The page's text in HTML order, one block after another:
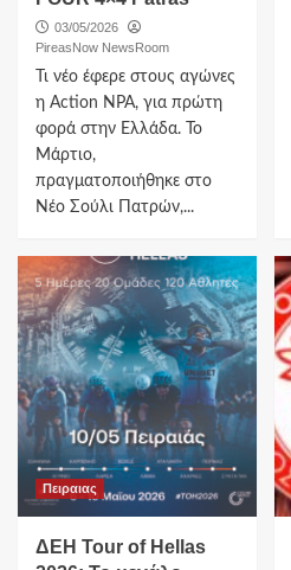
03/05/2026
PireasNow NewsRoom
Τι νέο έφερε στους αγώνες
η Action NPA, για πρώτη
φορά στην Ελλάδα. Το
Μάρτιο,
πραγματοποιήθηκε στο
Νέο Σούλι Πατρών,...
Πειραιας
ΔΕΗ Tour of Hellas